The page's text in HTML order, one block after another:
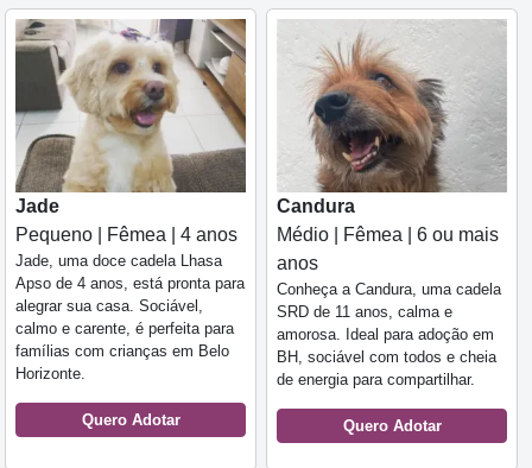
Jade
Pequeno | Fêmea | 4 anos
Jade, uma doce cadela Lhasa
Apso de 4 anos, está pronta para
alegrar sua casa. Sociável,
calmo e carente, é perfeita para
famílias com crianças em Belo
Horizonte.
Quero Adotar
Candura
Médio | Fêmea | 6 ou mais
anos
Conheça a Candura, uma cadela
SRD de 11 anos, calma e
amorosa. Ideal para adoção em
BH, sociável com todos e cheia
de energia para compartilhar.
Quero Adotar